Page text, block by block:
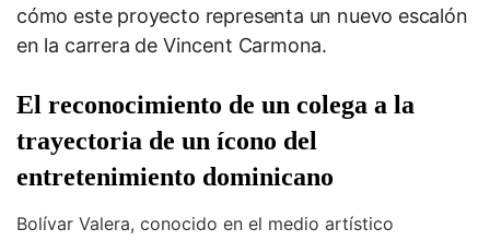
cómo este proyecto representa un nuevo escalón
en la carrera de Vincent Carmona.
El reconocimiento de un colega a la
trayectoria de un ícono del
entretenimiento dominicano
Bolívar Valera, conocido en el medio artístico